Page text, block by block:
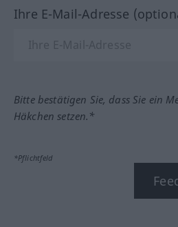
Ihre E-Mail-Adresse
Bitte bestätigen Sie, dass Sie ein
Häkchen setzen.*
*Pflichtfeld